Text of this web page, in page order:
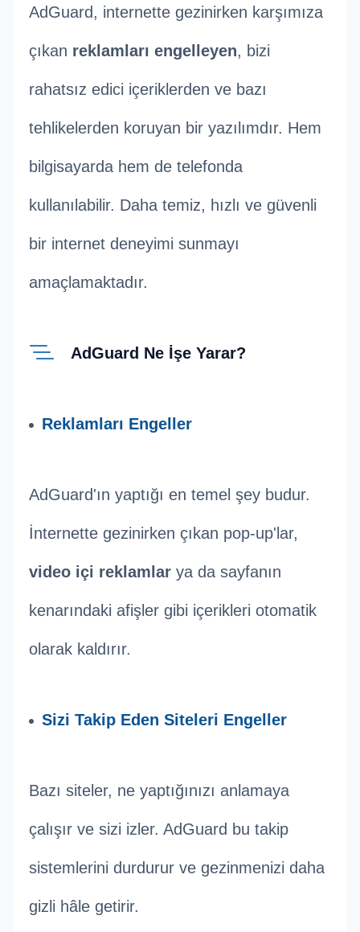
AdGuard, internette gezinirken karşımıza
çıkan reklamları engelleyen, bizi
rahatsız edici içeriklerden ve bazı
tehlikelerden koruyan bir yazılımdır. Hem
bilgisayarda hem de telefonda
kullanılabilir. Daha temiz, hızlı ve güvenli
bir internet deneyimi sunmayı
amaçlamaktadır.
AdGuard Ne İşe Yarar?
Reklamları Engeller
AdGuard'ın yaptığı en temel şey budur.
İnternette gezinirken çıkan pop-up'lar,
video içi reklamlar ya da sayfanın
kenarındaki afişler gibi içerikleri otomatik
olarak kaldırır.
Sizi Takip Eden Siteleri Engeller
Bazı siteler, ne yaptığınızı anlamaya
çalışır ve sizi izler. AdGuard bu takip
sistemlerini durdurur ve gezinmenizi daha
gizli hâle getirir.